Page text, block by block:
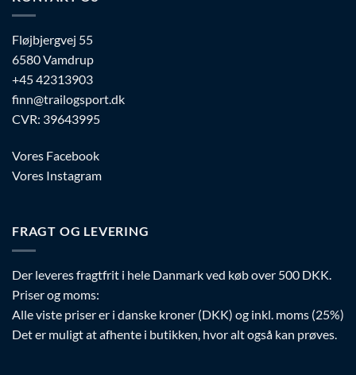
kan
på
varesiden
Fløjbjergvej 55
6580 Vamdrup
+45 42313903
finn@trailogsport.dk
CVR: 39643995
Vores Facebook
Vores Instagram
FRAGT OG LEVERING
Der leveres fragtfrit i hele Danmark ved køb over 500 DKK.
Priser og moms:
Alle viste priser er i danske kroner (DKK) og inkl. moms (25%)
Det er muligt at afhente i butikken, hvor alt også kan prøves.